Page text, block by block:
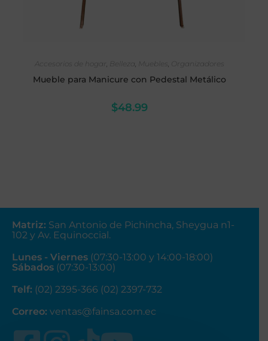
Accesorios de hogar
Belleza Muebles Organizadores
Mueble para Manicure con Pedestal Metálico
$48.99
Matriz: San Antonio de Pichincha, Sheygua n1-
102 y Av. Equinoccial.
Lunes - Viernes (07:30-13:00 y 14:00-18:00)
Sábados (07:30-13:00)
Telf: (02) 2395-366 (02) 2397-732
Correo: ventas@fainsa.com.ec